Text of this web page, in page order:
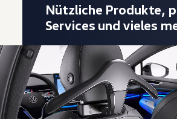
Nützliche Produkte,
Services und vieles